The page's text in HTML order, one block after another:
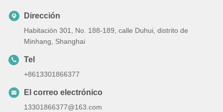
Dirección
Habitación 301, No. 188-189, calle Duhui, distrito de
Minhang, Shanghai
Tel
+8613301866377
El correo electrónico
13301866377@163.com